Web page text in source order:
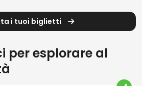
i tuoi biglietti
per esplorare al